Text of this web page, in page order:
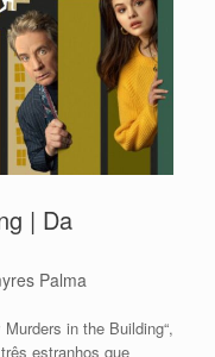
| Da
Palma
in the Building“,
estranhos que